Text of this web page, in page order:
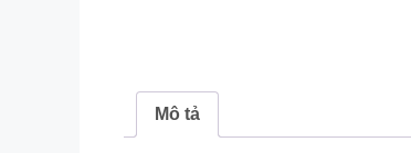
Mô tả